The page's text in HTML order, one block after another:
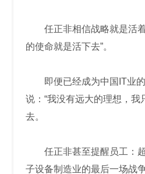
任正非相信战略就是活
的使命就是活下去”。
即便已经成为中国IT业
说：“我没有远大的理想，我
去。
任正非甚至提醒员工：
子设备制造业的最后一场战